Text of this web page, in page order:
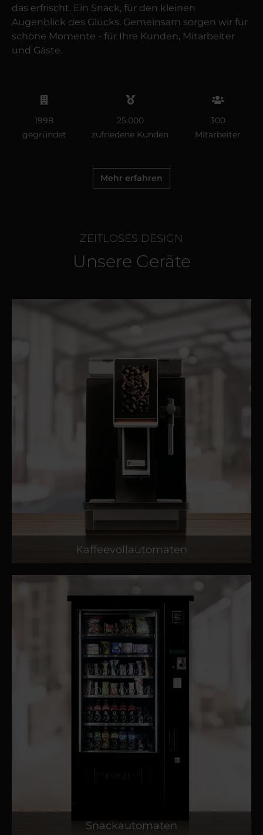
das erfrischt. Ein Snack, für den kleinen
Augenblick des Glücks. Gemeinsam sorgen wir für
schöne Momente - für Ihre Kunden, Mitarbeiter
und Gäste.
1998
gegründet
25.000
zufriedene Kunden
300
Mitarbeiter
Mehr erfahren
ZEITLOSES DESIGN
Unsere Geräte
Kaffeevollautomaten
Snackautomaten